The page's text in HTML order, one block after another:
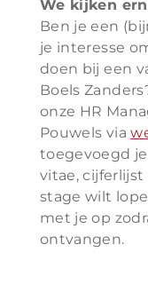
We kijken
Ben je een
je interesse
doen bij een
Boels
onze HR
Pouwels via
toegevoegd
vitae,
stage wilt
met je op
ontvangen.